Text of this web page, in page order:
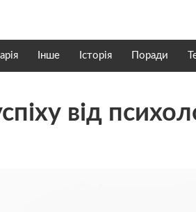
Інше Історія Поради
від